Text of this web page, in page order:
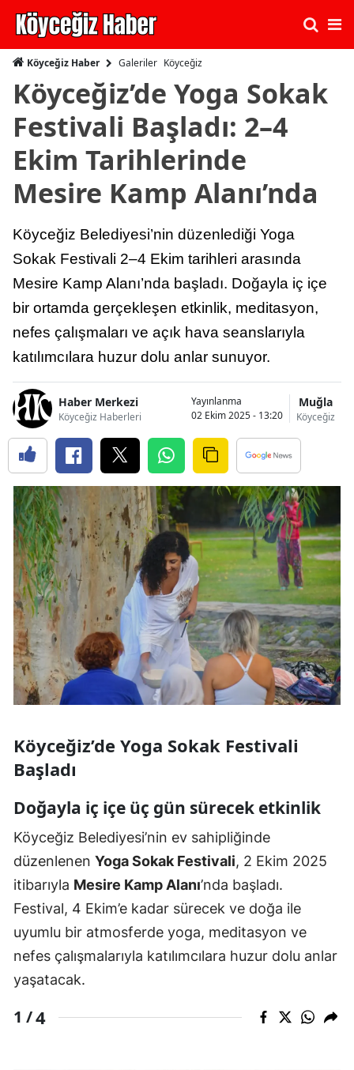
Köyceğiz Haber Galeriler Köyceğiz
Köyceğiz’de Yoga Sokak
Festivali Başladı: 2–4
Ekim Tarihlerinde
Mesire Kamp Alanı’nda
Köyceğiz Belediyesi’nin düzenlediği Yoga
Sokak Festivali 2–4 Ekim tarihleri arasında
Mesire Kamp Alanı’nda başladı. Doğayla iç içe
bir ortamda gerçekleşen etkinlik, meditasyon,
nefes çalışmaları ve açık hava seanslarıyla
katılımcılara huzur dolu anlar sunuyor.
Haber Merkezi
Köyceğiz Haberleri
Yayınlanma
02 Ekim 2025 - 13:20
Muğla
Köyceğiz
Köyceğiz’de Yoga Sokak Festivali
Başladı
Doğayla iç içe üç gün sürecek etkinlik
Köyceğiz Belediyesi’nin ev sahipliğinde
düzenlenen Yoga Sokak Festivali, 2 Ekim 2025
itibarıyla Mesire Kamp Alanı’nda başladı.
Festival, 4 Ekim’e kadar sürecek ve doğa ile
uyumlu bir atmosferde yoga, meditasyon ve
nefes çalışmalarıyla katılımcılara huzur dolu anlar
yaşatacak.
1 /4